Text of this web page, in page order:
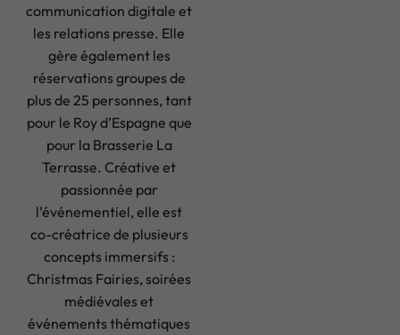
communication digitale et
les relations presse. Elle
gère également les
réservations groupes de
plus de 25 personnes, tant
pour le Roy d’Espagne que
pour la Brasserie La
Terrasse. Créative et
passionnée par
l’événementiel, elle est
co-créatrice de plusieurs
concepts immersifs :
Christmas Fairies, soirées
médiévales et
événements thématiques